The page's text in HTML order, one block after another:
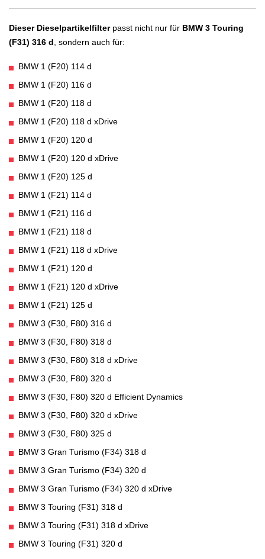
Dieser Dieselpartikelfilterpasst nicht nur für BMW 3 Touring
(F31) 316 d , sondern auch für:
BMW 1 (F20) 114 d
BMW 1 (F20) 116 d
BMW 1 (F20) 118 d
BMW 1 (F20) 118 d xDrive
BMW 1 (F20) 120 d
BMW 1 (F20) 120 d xDrive
BMW 1 (F20) 125 d
BMW 1 (F21) 114 d
BMW 1 (F21) 116 d
BMW 1 (F21) 118 d
BMW 1 (F21) 118 d xDrive
BMW 1 (F21) 120 d
BMW 1 (F21) 120 d xDrive
BMW 1 (F21) 125 d
BMW 3 (F30, F80) 316 d
BMW 3 (F30, F80) 318 d
BMW 3 (F30, F80) 318 d xDrive
BMW 3 (F30, F80) 320 d
BMW 3 (F30, F80) 320 d Efficient Dynamics
BMW 3 (F30, F80) 320 d xDrive
BMW 3 (F30, F80) 325 d
BMW 3 Gran Turismo (F34) 318 d
BMW 3 Gran Turismo (F34) 320 d
BMW 3 Gran Turismo (F34) 320 d xDrive
BMW 3 Touring (F31) 318 d
BMW 3 Touring (F31) 318 d xDrive
BMW 3 Touring (F31) 320 d